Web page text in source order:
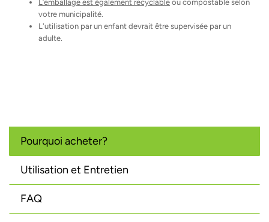
L’emballage est également recyclable ou compostable selon
votre municipalité.
L'utilisation par un enfant devrait être supervisée par un
adulte.
Pourquoi acheter?
Utilisation et Entretien
FAQ